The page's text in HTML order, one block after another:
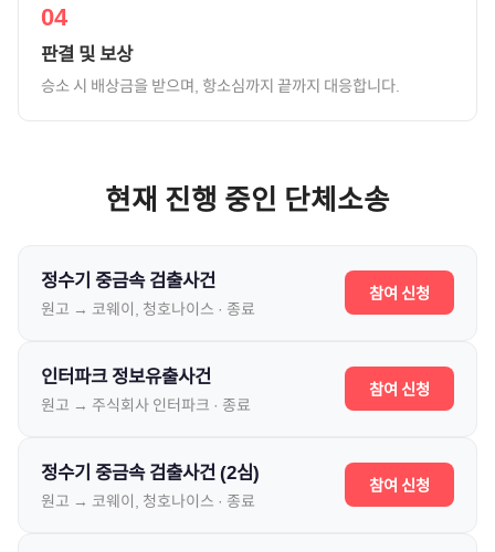
04
판결 및 보상
승소 시 배상금을 받으며, 항소심까지 끝까지 대응합니다.
현재 진행 중인 단체소송
정수기 중금속 검출사건
원고 → 코웨이, 청호나이스 · 종료
참여 신청
인터파크 정보유출사건
원고 → 주식회사 인터파크 · 종료
참여 신청
정수기 중금속 검출사건 (2심)
원고 → 코웨이, 청호나이스 · 종료
참여 신청